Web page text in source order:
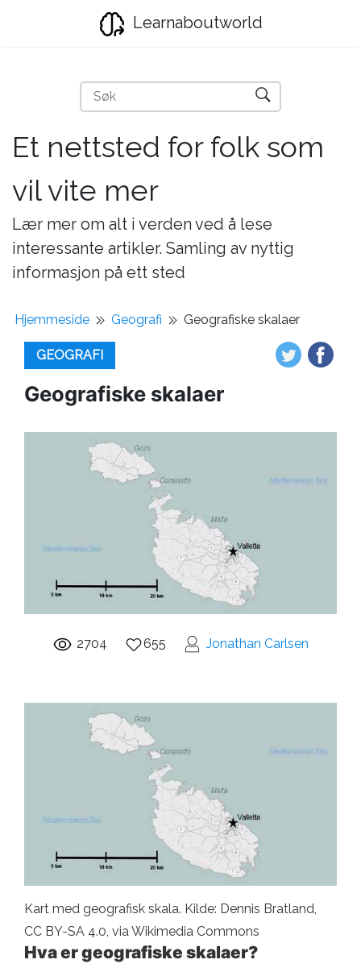
Learnaboutworld
Et nettsted for folk som
vil vite mer
Lær mer om alt i verden ved å lese
interessante artikler. Samling av nyttig
informasjon på ett sted
Hjemmeside Geografi Geografiske skalaer
GEOGRAFI
Geografiske skalaer
2704 655 Jonathan Carlsen
Kart med geografisk skala. Kilde: Dennis Bratland,
CC BY-SA 4.0, via Wikimedia Commons
Hva er geografiske skalaer?